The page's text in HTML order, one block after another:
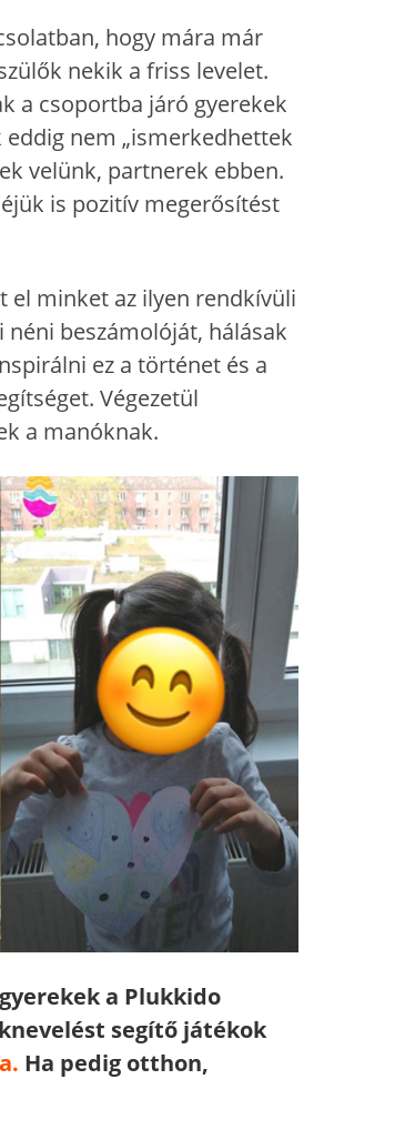
hogy mára már
nekik a friss levelet.
a csoportba járó gyerekek
nem „ismerkedhettek
velünk, partnerek ebben.
is pozitív megerősítést
minket az ilyen rendkívüli
beszámolóját, hálásak
ez a történet és a
Végezetül
a manóknak.
a Plukkido
segítő játékok
Ha pedig otthon,